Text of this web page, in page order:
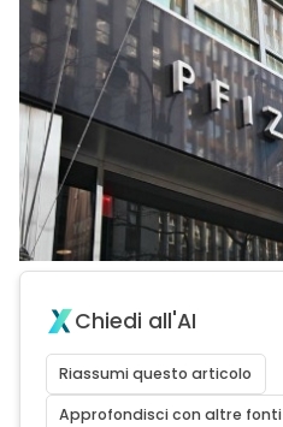
Chiedi all'AI
Riassumi questo articolo
Approfondisci con altre fonti